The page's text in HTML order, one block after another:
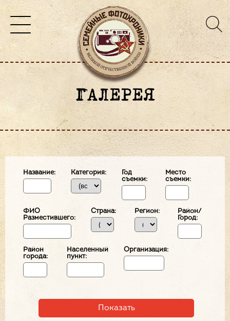
ГАЛЕРЕЯ
Название: Категория:
Год
съемки:
Место
съемки:
ФИО
Разместившего:
Страна: Регион:
Район/
Город:
Район
города:
Населенный
пункт:
Организация: